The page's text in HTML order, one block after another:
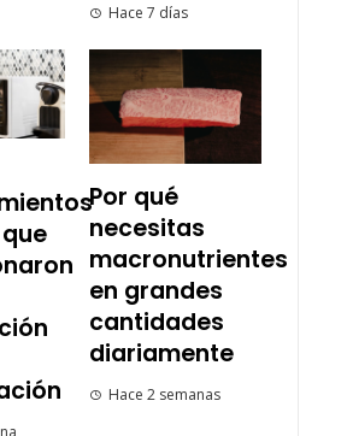
Hace 7 días
Por qué
necesitas
macronutrientes
en grandes
cantidades
diariamente
Hace 2 semanas